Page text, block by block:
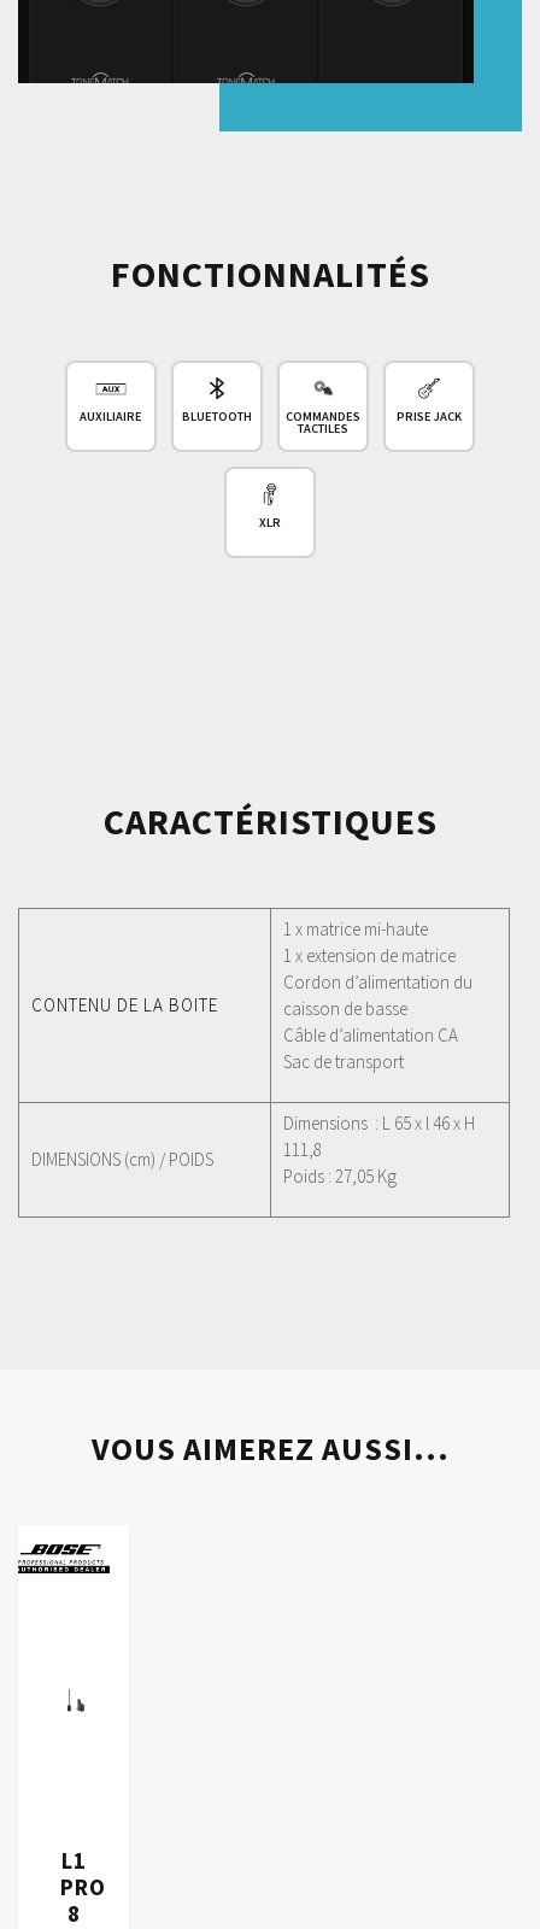
FONCTIONNALITÉS
AUXILIAIRE BLUETOOTH COMMANDES
TACTILES
PRISE JACK
XLR
CARACTÉRISTIQUES
CONTENU DE LA BOITE
1 x matrice mi-haute
1 x extension de matrice
Cordon d’alimentation du
caisson de basse
Câble d’alimentation CA
Sac de transport
DIMENSIONS (cm) / POIDS
Dimensions : L 65 x l 46 x H
111,8
Poids : 27,05 Kg
VOUS AIMEREZ AUSSI...
L1
PRO
8